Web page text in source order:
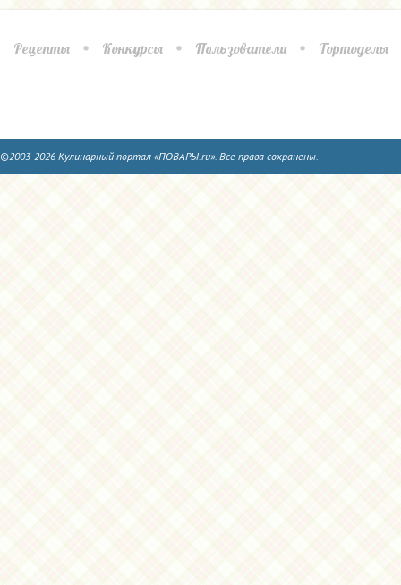
Рецепты Конкурсы Пользователи Тортоделы
©2003-2026 Кулинарный портал «ПОВАРЫ.ru». Все права сохранены.